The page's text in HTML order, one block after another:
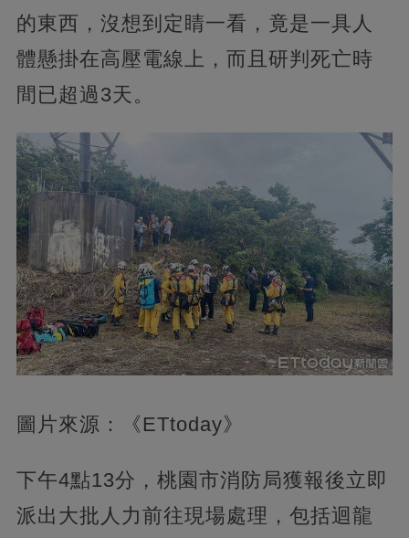
的東西，沒想到定睛一看，竟是一具人
體懸掛在高壓電線上，而且研判死亡時
間已超過3天。
圖片來源：《ETtoday》
下午4點13分，桃園市消防局獲報後立即
派出大批人力前往現場處理，包括迴龍